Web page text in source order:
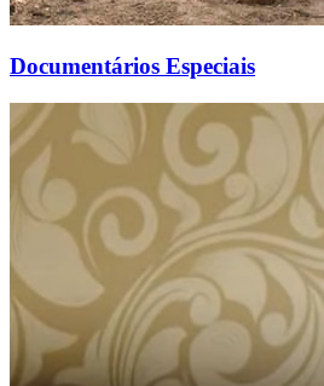
Documentários Especiais